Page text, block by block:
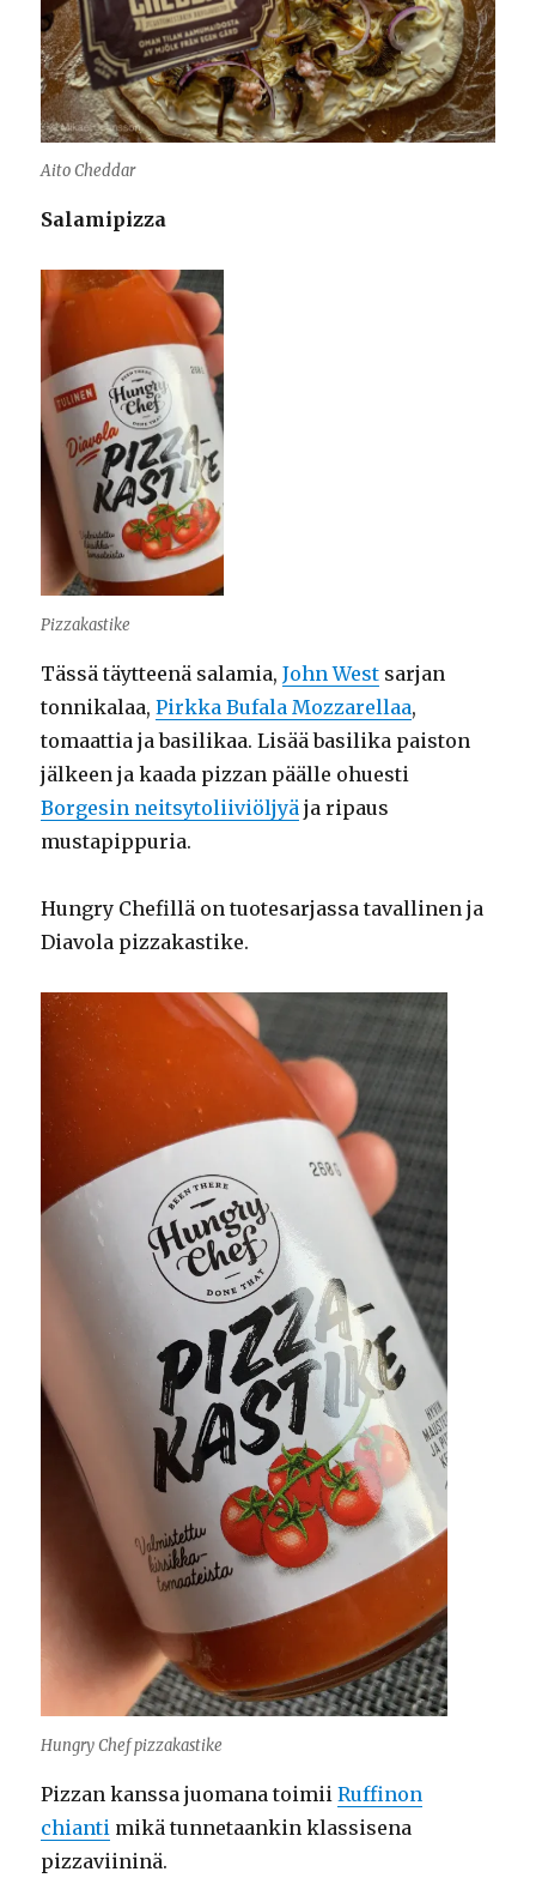
Aito Cheddar
Salamipizza
Pizzakastike
Tässä täytteenä salamia,John West sarjan
tonnikalaa,Pirkka Bufala Mozzarellaa,
tomaattia ja basilikaa. Lisää basilika paiston
jälkeen ja kaada pizzan päälle ohuesti
Borgesin neitsytoliiviöljyä ja ripaus
mustapippuria.
Hungry Chefillä on tuotesarjassa tavallinen ja
Diavola pizzakastike.
Hungry Chef pizzakastike
Pizzan kanssa juomana toimiiRuffinon
chianti mikä tunnetaankin klassisena
pizzaviininä.